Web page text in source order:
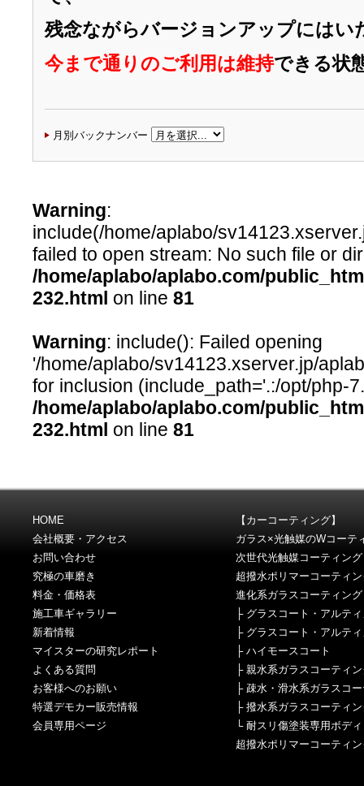
残念ながらバージョンアップにはい
今まで通りのご利用は維持できる状
月別バックナンバー
Warning:
include(/home/aplabo/
failed to open stream: No such file or
/home/aplabo/aplabo.com/
232.html on line 81
Warning: include(): Failed opening
'/home/aplabo/sv14123.xserver.jp/
for inclusion (include_path='.:/opt/php-
/home/aplabo/aplabo.com/
232.html on line 81
HOME
会社概要・アクセス
お問い合わせ
究極の車磨き
料金・価格表
施工車ギャラリー
新着情報
マイスターの研究レポート
よくある質問
お客様へのお願い
特選デモカー販売情報
会員専用ページ
【カーコーティング】
ガラス×光触媒のWコーテ
次世代光触媒コーティング
超撥水ポリマーコーティ
進化系ガラスコーティング
├ グラスコート・アルテ
├ グラスコート・アルテ
├ ハイモースコート
├ 親水系ガラスコーティ
├ 疎水・滑水系ガラスコ
├ 撥水系ガラスコーティ
└ 耐スリ傷塗装専用ボデ
超撥水ポリマーコーティ